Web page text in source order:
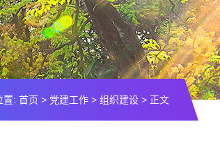
置: 首页 > 党建工作 > 组织建设 > 正文